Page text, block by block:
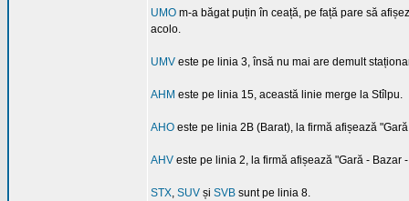
UMO m-a băgat puțin în ceață, pe față pare să
acolo.
UMV este pe linia 3, însă nu mai are demult
AHM este pe linia 15, această linie merge la Stîlpu.
AHO este pe linia 2B (Barat), la firmă afișează
AHV este pe linia 2, la firmă afișează "Gară - Bazar
STX, SUV și SVB sunt pe linia 8.